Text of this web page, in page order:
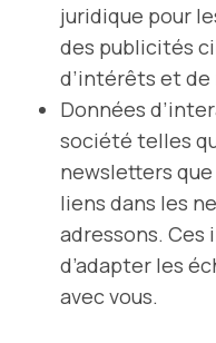
juridique pour
des publicités
d’intérêts et
Données
société telles
newsletters
liens dans les
adressons.
d’adapter les
avec vous.